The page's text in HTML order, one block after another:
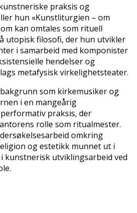
praksis og
hun «Kunstliturgien – om
kan omtales som rituell
utopisk filosofi, der hun utvikler
i samarbeid med komponister
hendelser og
metafysisk virkelighetsteater.
som kirkemusiker og
i en mangeårig
praksis, der
rolle som ritualmester.
omkring
og estetikk munnet ut i
kunstnerisk utviklingsarbeid ved